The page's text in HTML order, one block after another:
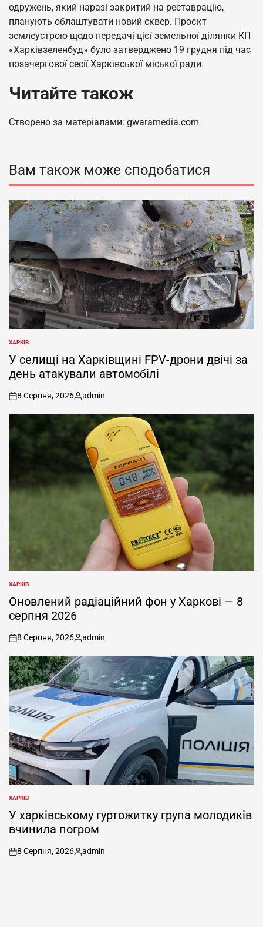
одружень, який наразі закритий на реставрацію,
планують облаштувати новий сквер. Проєкт
землеустрою щодо передачі цієї земельної ділянки КП
«Харківзеленбуд» було затверджено 19 грудня під час
позачергової сесії Харківської міської ради.
Читайте також
Створено за матеріалами: gwaramedia.com
Вам також може сподобатися
ОПУБЛІКУВАТИ
У
ХАРКІВ
У селищі на Харківщині FPV-дрони двічі за
день атакували автомобілі
on
8 Серпня, 2026
Опубліковано
admin
ОПУБЛІКУВАТИ
У
ХАРКІВ
Оновлений радіаційний фон у Харкові — 8
серпня 2026
on
8 Серпня, 2026
Опубліковано
admin
ОПУБЛІКУВАТИ
У
ХАРКІВ
У харківському гуртожитку група молодиків
вчинила погром
on
8 Серпня, 2026
Опубліковано
admin